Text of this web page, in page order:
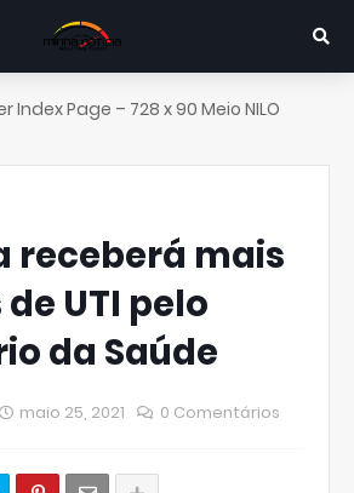
receberá mais
de UTI pelo
da Saúde
maio 25, 2021 0 Comentários